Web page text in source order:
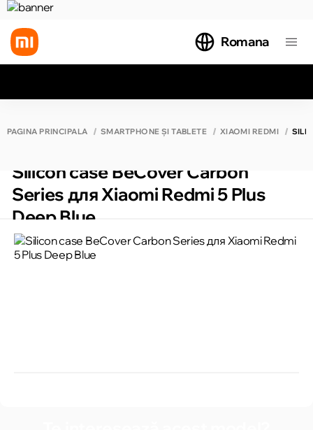
Romana
PAGINA PRINCIPALĂ SMARTPHONE ȘI TABLETE XIAOMI REDMI
Silicon case BeCover Carbon
Series для Xiaomi Redmi 5 Plus
Deep Blue